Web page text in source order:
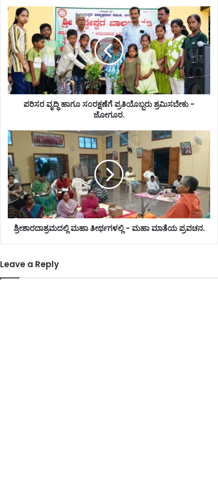
ಪರಿಸರ ವೃದ್ಧಿ ಹಾಗೂ ಸಂರಕ್ಷಣೆಗೆ ಪ್ರತಿಯೊಬ್ಬರು ಶ್ರಮಿಸಬೇಕು -
ಜೋಗೂರ.
ಶ್ರೀಶಾರದಾಶ್ರಮದಲ್ಲಿ ಮಹಾ ತೀರ್ಥಗಳಲ್ಲಿ - ಮಹಾ ಮಾತೆಯ ಪ್ರವಚನ.
Leave a Reply